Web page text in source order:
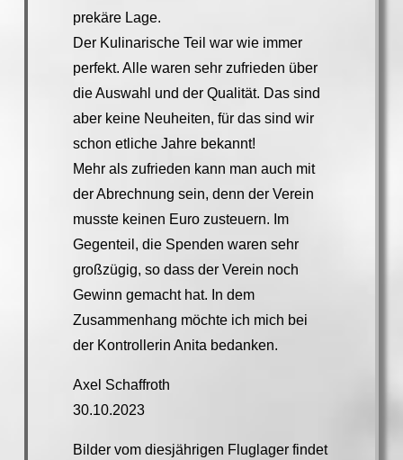
prekäre Lage.
Der Kulinarische Teil war wie immer
perfekt. Alle waren sehr zufrieden über
die Auswahl und der Qualität. Das sind
aber keine Neuheiten, für das sind wir
schon etliche Jahre bekannt!
Mehr als zufrieden kann man auch mit
der Abrechnung sein, denn der Verein
musste keinen Euro zusteuern. Im
Gegenteil, die Spenden waren sehr
großzügig, so dass der Verein noch
Gewinn gemacht hat. In dem
Zusammenhang möchte ich mich bei
der Kontrollerin Anita bedanken.
Axel Schaffroth
30.10.2023
Bilder vom diesjährigen Fluglager findet